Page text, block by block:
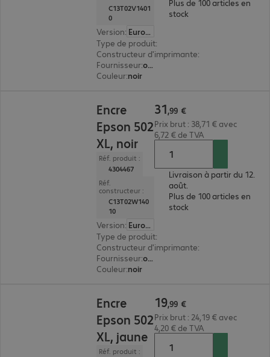
C13T02V1401
0
Version:
Europe
Type de produit:
Constructeur d'imprimante:
Fournisseur: original
Couleur:noir
Plus de 100 articles en
stock
Encre
Epson 502
XL, noir
Réf. produit :
4304467
Réf.
constructeur :
C13T02W140
10
Version:
Europe
Type de produit:
Constructeur d'imprimante:
Fournisseur: original
Couleur:noir
31,99 €
Prix brut : 38,71 € avec
6,72 € de TVA
Livraison à partir du 12.
août.
Plus de 100 articles en
stock
Encre
Epson 502
XL, jaune
Réf. produit :
19,99 €
Prix brut : 24,19 € avec
4,20 € de TVA